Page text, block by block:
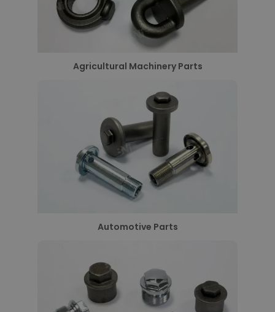
Agricultural Machinery Parts
Automotive Parts